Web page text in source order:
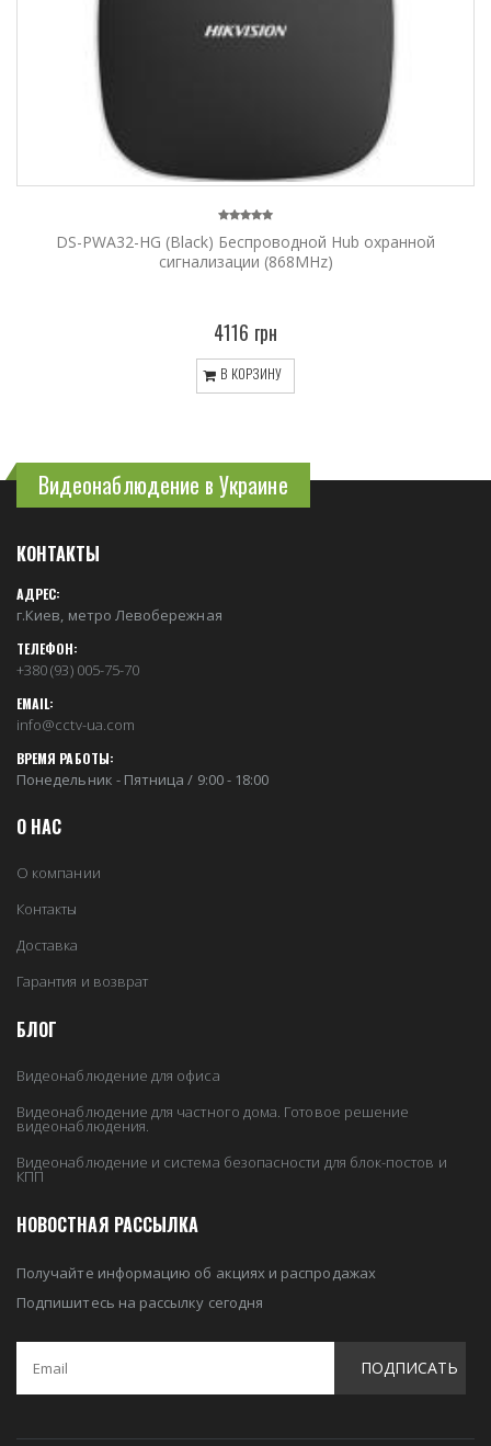
DS-PWA32-HG (Black) Беспроводной Hub охранной
сигнализации (868MHz)
4116 грн
В КОРЗИНУ
Видеонаблюдение в Украине
КОНТАКТЫ
АДРЕС:
г.Киев, метро Левобережная
ТЕЛЕФОН:
+380 (93) 005-75-70
EMAIL:
info@cctv-ua.com
ВРЕМЯ РАБОТЫ:
Понедельник - Пятница / 9:00 - 18:00
О НАС
О компании
Контакты
Доставка
Гарантия и возврат
БЛОГ
Видеонаблюдение для офиса
Видеонаблюдение для частного дома. Готовое решение
видеонаблюдения.
Видеонаблюдение и система безопасности для блок-постов и
КПП
НОВОСТНАЯ РАССЫЛКА
Получайте информацию об акциях и распродажах
Подпишитесь на рассылку сегодня
ПОДПИСАТЬ